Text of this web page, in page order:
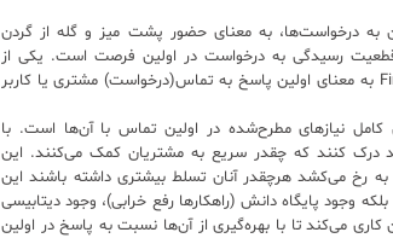
به درخواست‌ها، به معنای حضور پشت میز و گله از گردن
قطعیت رسیدگی به درخواست در اولین فرصت است. یکی از
مهم‌ترین شاخص‌های عملکرد گروه پشتیبانی، FCR یا First Call Response به معنای اولین پاسخ به تماس(درخواست) مشتری یا کاربر
کامل نیازهای مطرح‌شده در اولین تماس با آن‌ها است. با
درک کنند که چقدر سریع به مشتریان کمک می‌کنند. این
به رخ می‌کشد هرچقدر آنان تسلط بیشتری داشته باشند این
وجود پایگاه دانش (راهکارها رفع خرابی)، وجود دیتابیسی
می‌کند تا با بهره‌گیری از آن‌ها نسبت به پاسخ در اولین